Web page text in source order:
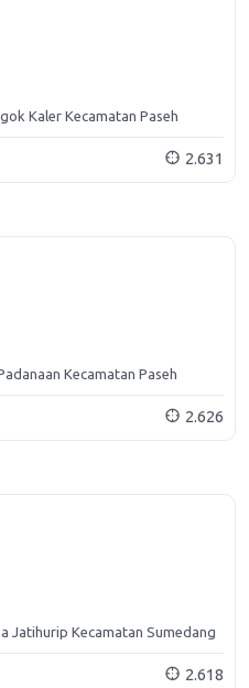
Kaler Kecamatan Paseh
2.631
Kecamatan Paseh
2.626
Jatihurip Kecamatan Sumedang
2.618